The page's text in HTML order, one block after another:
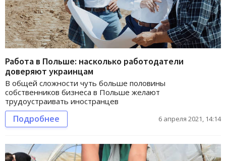
Работа в Польше: насколько работодатели
доверяют украинцам
В общей сложности чуть больше половины
собственников бизнеса в Польше желают
трудоустраивать иностранцев
Подробнее 6 апреля 2021, 14:14